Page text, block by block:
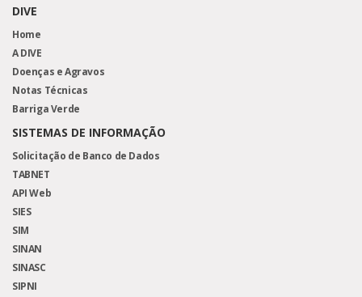
DIVE
Home
A DIVE
Doenças e Agravos
Notas Técnicas
Barriga Verde
SISTEMAS DE INFORMAÇÃO
Solicitação de Banco de Dados
TABNET
API Web
SIES
SIM
SINAN
SINASC
SIPNI